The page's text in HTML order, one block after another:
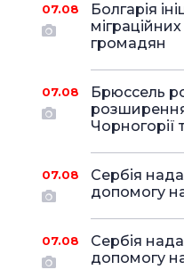
07.08
Болгарія
громадян
07.08
Брюссель
Чорногорії
07.08
Сербія
допомогу
07.08
Сербія
допомогу